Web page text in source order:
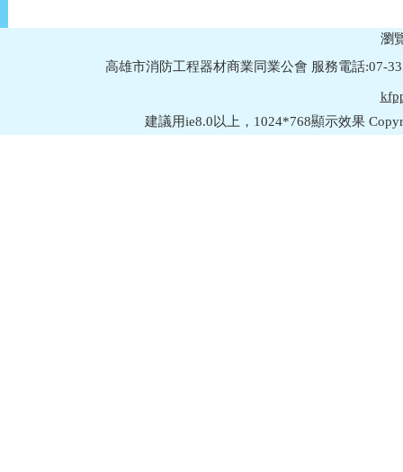
瀏
高雄市消防工程器材商業同業公會 服務電話:07-
建議用ie8.0以上，1024*768顯示效果